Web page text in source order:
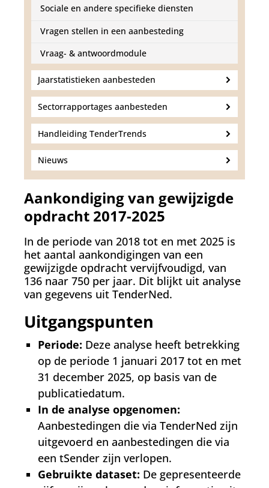
Sociale en andere specifieke diensten
Vragen stellen in een aanbesteding
Vraag- & antwoordmodule
Jaarstatistieken aanbesteden
Sectorrapportages aanbesteden
Handleiding TenderTrends
Nieuws
Aankondiging van gewijzigde
opdracht 2017-2025
In de periode van 2018 tot en met 2025 is
het aantal aankondigingen van een
gewijzigde opdracht vervijfvoudigd, van
136 naar 750 per jaar. Dit blijkt uit analyse
van gegevens uit TenderNed.
Uitgangspunten
Periode: Deze analyse heeft betrekking
op de periode 1 januari 2017 tot en met
31 december 2025, op basis van de
publicatiedatum.
In de analyse opgenomen:
Aanbestedingen die via TenderNed zijn
uitgevoerd en aanbestedingen die via
een tSender zijn verlopen.
Gebruikte dataset: De gepresenteerde